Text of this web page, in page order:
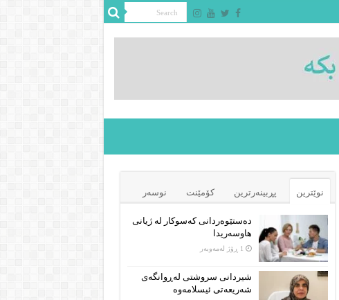
نوێترین پڕبینەرترین کۆمێنت نوسەر
دەستێوەردانی کەسوکار لە ژیانی
هاوسەریدا
1 ڕۆژ لەمەوبەر
شیردانی سروشتی لەڕوانگەی
شەریعەتی ئیسلامەوە